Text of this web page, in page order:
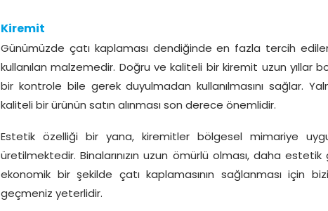
Kiremit
Günümüzde çatı kaplaması dendiğinde en fazla tercih
kullanılan malzemedir. Doğru ve kaliteli bir kiremit uzun yıllar
bir kontrole bile gerek duyulmadan kullanılmasını sağlar.
kaliteli bir ürünün satın alınması son derece önemlidir.
Estetik özelliği bir yana, kiremitler bölgesel mimariye
üretilmektedir. Binalarınızın uzun ömürlü olması, daha
ekonomik bir şekilde çatı kaplamasının sağlanması için
geçmeniz yeterlidir.